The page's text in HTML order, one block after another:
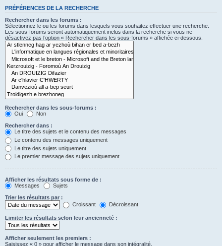
PRÉFÉRENCES DE LA RECHERCHE
Rechercher dans les forums :
Sélectionnez le ou les forums dans lesquels vous souhaitez effectuer une recherche.
Les sous-forums seront automatiquement inclus dans la recherche si vous ne
désactivez pas l’option « Rechercher dans les sous-forums » affichée ci-dessous.
Rechercher dans les sous-forums :
Oui
Non
Rechercher dans :
Le titre des sujets et le contenu des messages
Le contenu des messages uniquement
Le titre des sujets uniquement
Le premier message des sujets uniquement
Afficher les résultats sous forme de :
Messages
Sujets
Trier les résultats par :
Croissant
Décroissant
Limiter les résultats selon leur ancienneté :
Afficher seulement les premiers :
Saisissez « 0 » pour afficher le message dans son intégralité.